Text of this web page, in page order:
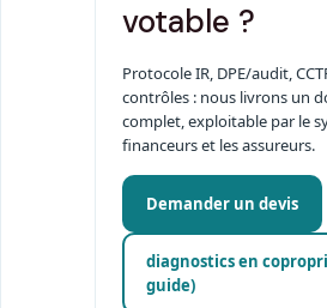
votable ?
Protocole IR, DPE/audit,
contrôles : nous livrons un
complet, exploitable par le
financeurs et les assureurs.
Demander un devis
diagnostics en
guide)